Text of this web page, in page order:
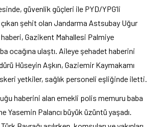
güvenlik güçleri ile PYD/YPG’li
şehit olan Jandarma Astsubay Uğur
haberi, Gazikent Mahallesi Palmiye
ocağına ulaştı. Aileye şehadet haberini
Hüseyin Aşkın, Gaziemir Kaymakamı
yetkiler, sağlık personeli eşliğinde iletti.
haberini alan emekli polis memuru baba
Yasemin Palancı büyük üzüntü yaşadı.